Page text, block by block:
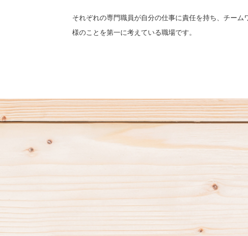
それぞれの専門職員が自分の仕事に責任を持ち、チーム
様のことを第一に考えている職場です。